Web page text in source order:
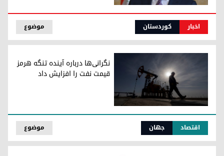
نچیروان بارزانی، رئیس اقلیم کوردستان
اخبار کوردستان موضوع
نگرانی‌ها درباره آینده تنگه هرمز قیمت نفت را افزایش داد
نگرانی‌ها درباره آینده تنگه هرمز
قیمت نفت را افزایش داد
اقتصاد جهان موضوع